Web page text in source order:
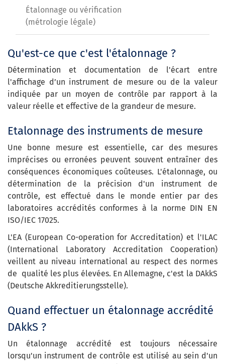
Étalonnage ou vérification
(métrologie légale)
Qu'est-ce que c'est l'étalonnage ?
Détermination et documentation de l'écart entre
l'affichage d’un instrument de mesure ou de la valeur
indiquée par un moyen de contrôle par rapport à la
valeur réelle et effective de la grandeur de mesure.
Etalonnage des instruments de mesure
Une bonne mesure est essentielle, car des mesures
imprécises ou erronées peuvent souvent entraîner des
conséquences économiques coûteuses. L'étalonnage, ou
détermination de la précision d'un instrument de
contrôle, est effectué dans le monde entier par des
laboratoires accrédités conformes à la norme DIN EN
ISO/IEC 17025.
L'EA (European Co-operation for Accreditation) et l'ILAC
(International Laboratory Accreditation Cooperation)
veillent au niveau international au respect des normes
de qualité les plus élevées. En Allemagne, c'est la DAkkS
(Deutsche Akkreditierungsstelle).
Quand effectuer un étalonnage accrédité
DAkkS ?
Un étalonnage accrédité est toujours nécessaire
lorsqu'un instrument de contrôle est utilisé au sein d'un